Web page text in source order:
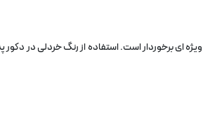
ای برخوردار است. استفاده از رنگ خردلی در دکور